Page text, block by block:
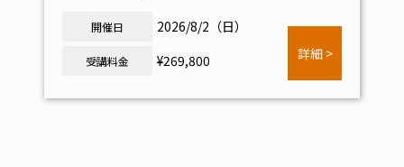
開催日 2026/8/2（日）
受講料金 ¥269,800 詳細 >